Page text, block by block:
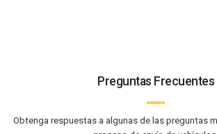
Preguntas Frecuentes
Obtenga respuestas a algunas de las preguntas